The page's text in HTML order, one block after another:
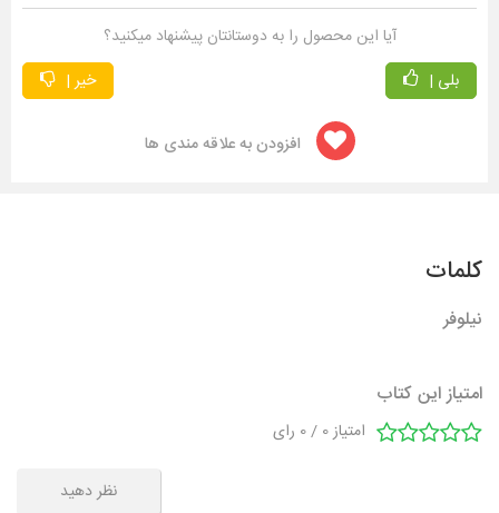
آیا این محصول را به دوستانتان پیشنهاد میکنید؟
بلی |
خیر |
افزودن به علاقه مندی ها
کلمات
نیلوفر
امتیاز این کتاب
امتیاز0
/
0 رای
نظر دهید